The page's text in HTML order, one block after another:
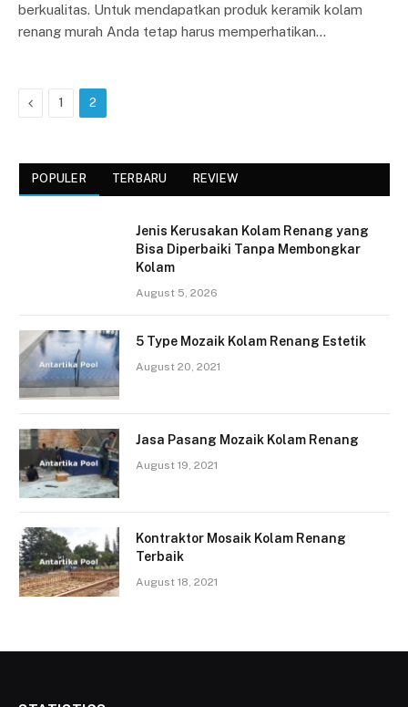
berkualitas. Untuk mendapatkan produk keramik kolam
renang murah Anda tetap harus memperhatikan…
Previous
1 2
POPULER TERBARU REVIEW
Jenis Kerusakan Kolam Renang yang
Bisa Diperbaiki Tanpa Membongkar
Kolam
August 5, 2026
5 Type Mozaik Kolam Renang Estetik
August 20, 2021
Jasa Pasang Mozaik Kolam Renang
August 19, 2021
Kontraktor Mosaik Kolam Renang
Terbaik
August 18, 2021